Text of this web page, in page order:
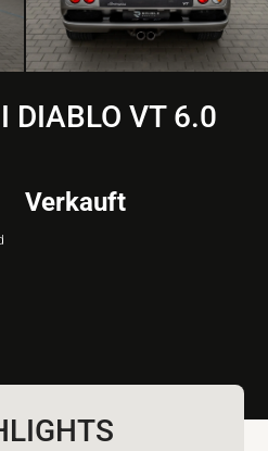
DIABLO VT 6.0
Verkauft